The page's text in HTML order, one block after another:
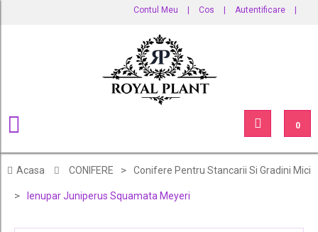
Contul Meu Cos Autentificare
0
Acasa CONIFERE > Conifere Pentru Stancarii Si Gradini Mici
> Ienupar Juniperus Squamata Meyeri